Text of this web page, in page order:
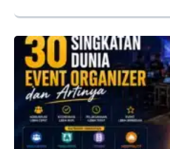
panggung bisa sangat
pembicara naik, mikrofon
di tempatnya. Materi
Talent berikutnya mungkin
Sementara itu, klien meminta
sebelum sesi dimulai. ...